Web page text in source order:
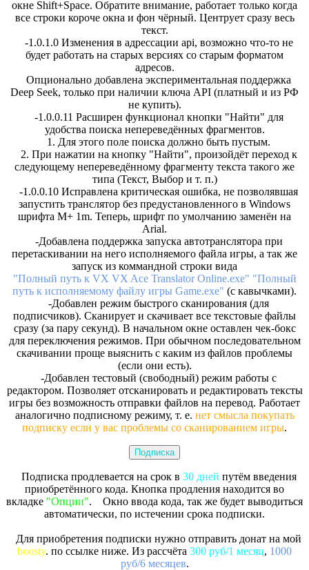
окне Shift+Space. Обратите внимание, работает только когда
все строки короче окна и фон чёрный. Центрует сразу весь
текст.
-1.0.1.0 Изменения в адрессации api, возможно что-то не
будет работать на старых версиях со старым форматом
адресов.
Опционально добавлена экспериментальная поддержка
Deep Seek, только при наличии ключа API (платный и из РФ
не купить).
-1.0.0.11 Расширен функционал кнопки "Найти" для
удобства поиска непереведённых фрагментов.
1. Для этого поле поиска должно быть пустым.
2. При нажатии на кнопку "Найти", произойдёт переход к
следующему непереведённому фрагменту текста такого же
типа (Текст, Выбор и т. п.)
-1.0.0.10 Исправлена критическая ошибка, не позволявшая
запустить транслятор без предустановленного в Windows
шрифта M+ 1m. Теперь, шрифт по умолчанию заменён на
Arial.
-Добавлена поддержка запуска автотранслятора при
перетаскивании на него исполняемого файла игры, а так же
запуск из коммандной строки вида
"Полный путь к VX VX Ace Translator Online.exe" "Полный
путь к исполняемому файлу игры Game.exe" (с кавычками).
-Добавлен режим быстрого сканирования (для
подписчиков). Сканирует и скачивает все текстовые файлы
сразу (за пару секунд). В начальном окне оставлен чек-бокс
для переключения режимов. При обычном последовательном
скачивании проще выяснить с каким из файлов проблемы
(если они есть).
-Добавлен тестовый (свободный) режим работы с
редактором. Позволяет отсканировать и редактировать тексты
игры без возможность отправки файлов на перевод. Работает
аналогично подписному режиму, т. е. нет смысла покупать
подписку если у вас проблемы со сканированием игры.
Подписка
Подписка продлевается на срок в 30 дней путём введения
приобретённого кода. Кнопка продления находится во
вкладке "Опции". Окно ввода кода, так же будет выводиться
автоматически, по истечении срока подписки.
Для приобретения подписки нужно отправить донат на мой
boosty. по ссылке ниже. Из рассчёта 300 руб/1 месяц, 1000
руб/6 месяцев.